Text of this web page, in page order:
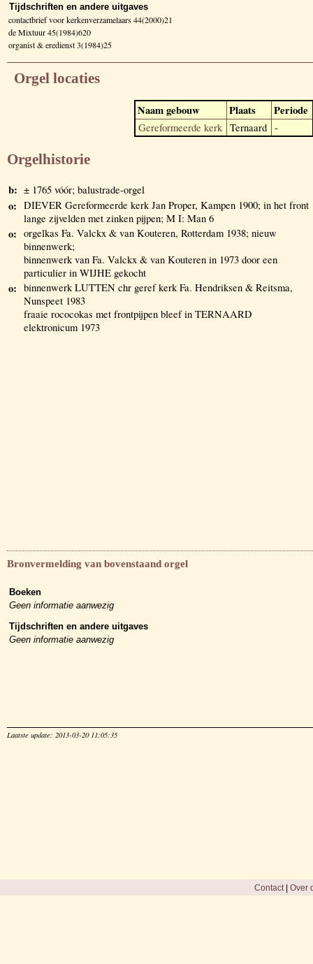
Tijdschriften en andere uitgaves
contactbrief voor kerkenverzamelaars 44(2000)21
de Mixtuur 45(1984)620
organist & eredienst 3(1984)25
Orgel locaties
Naam gebouw Plaats Periode
Gereformeerde kerk Ternaard -
Orgelhistorie
b: ± 1765 vóór; balustrade-orgel
o: DIEVER Gereformeerde kerk Jan Proper, Kampen 1900; in het front
lange zijvelden met zinken pijpen; M I: Man 6
o: orgelkas Fa. Valckx & van Kouteren, Rotterdam 1938; nieuw
binnenwerk;
binnenwerk van Fa. Valckx & van Kouteren in 1973 door een
particulier in WIJHE gekocht
o: binnenwerk LUTTEN chr geref kerk Fa. Hendriksen & Reitsma,
Nunspeet 1983
fraaie rococokas met frontpijpen bleef in TERNAARD
elektronicum 1973
Bronvermelding van bovenstaand orgel
Boeken
Geen informatie aanwezig
Tijdschriften en andere uitgaves
Geen informatie aanwezig
Laatste update: 2013-03-20 11:05:35
Contact| Over